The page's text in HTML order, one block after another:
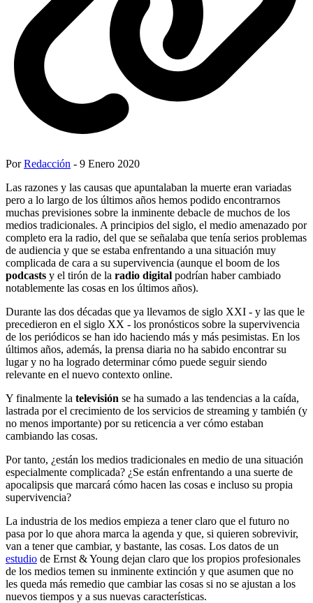
PorRedacción - 9 Enero 2020
Las razones y las causas que apuntalaban la muerte eran variadas
pero a lo largo de los últimos años hemos podido encontrarnos
muchas previsiones sobre la inminente debacle de muchos de los
medios tradicionales. A principios del siglo, el medio amenazado por
completo era la radio, del que se señalaba que tenía serios problemas
de audiencia y que se estaba enfrentando a una situación muy
complicada de cara a su supervivencia (aunque el boom de los
podcasts y el tirón de la radio digital podrían haber cambiado
notablemente las cosas en los últimos años).
Durante las dos décadas que ya llevamos de siglo XXI - y las que le
precedieron en el siglo XX - los pronósticos sobre la supervivencia
de los periódicos se han ido haciendo más y más pesimistas. En los
últimos años, además, la prensa diaria no ha sabido encontrar su
lugar y no ha logrado determinar cómo puede seguir siendo
relevante en el nuevo contexto online.
Y finalmente la televisión se ha sumado a las tendencias a la caída,
lastrada por el crecimiento de los servicios de streaming y también (y
no menos importante) por su reticencia a ver cómo estaban
cambiando las cosas.
Por tanto, ¿están los medios tradicionales en medio de una situación
especialmente complicada? ¿Se están enfrentando a una suerte de
apocalipsis que marcará cómo hacen las cosas e incluso su propia
supervivencia?
La industria de los medios empieza a tener claro que el futuro no
pasa por lo que ahora marca la agenda y que, si quieren sobrevivir,
van a tener que cambiar, y bastante, las cosas. Los datos de un
estudio de Ernst & Young dejan claro que los propios profesionales
de los medios temen su inminente extinción y que asumen que no
les queda más remedio que cambiar las cosas si no se ajustan a los
nuevos tiempos y a sus nuevas características.